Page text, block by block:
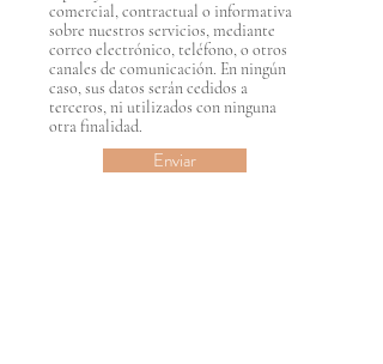
comercial, contractual o informativa
sobre nuestros servicios, mediante
correo electrónico, teléfono, o otros
canales de comunicación. En ningún
caso, sus datos serán cedidos a
terceros, ni utilizados con ninguna
otra finalidad.
Enviar